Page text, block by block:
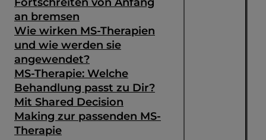
an bremsen
Wie wirken MS-Therapien
und wie werden sie
angewendet?
MS-Therapie: Welche
Behandlung passt zu Dir?
Mit Shared Decision
Making zur passenden MS-
Therapie